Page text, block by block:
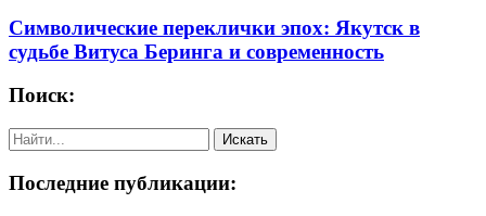
Символические переклички эпох: Якутск в
судьбе Витуса Беринга и современность
Поиск:
Последние публикации: